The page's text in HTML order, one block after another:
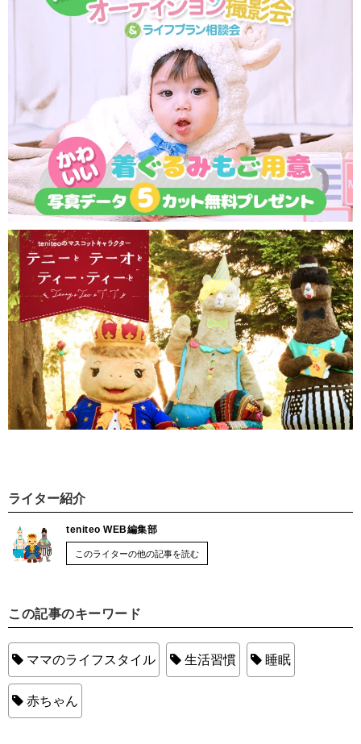
ライター紹介
teniteo WEB編集部
このライターの他の記事を読む
この記事のキーワード
ママのライフスタイル 生活習慣 睡眠
赤ちゃん